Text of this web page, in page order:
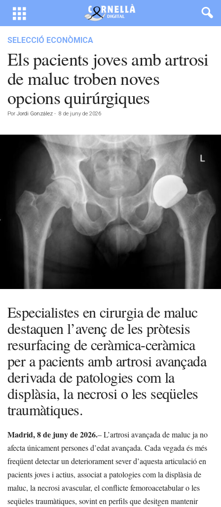
SELECCIÓ ECONÒMICA
Els pacients joves amb artrosi
de maluc troben noves
opcions quirúrgiques
Por Jordi González - 8 de juny de 2026
Especialistes en cirurgia de maluc
destaquen l’avenç de les pròtesis
resurfacing de ceràmica-ceràmica
per a pacients amb artrosi avançada
derivada de patologies com la
displàsia, la necrosi o les seqüeles
traumàtiques.
Madrid, 8 de juny de 2026.– L’artrosi avançada de maluc ja no
afecta únicament persones d’edat avançada. Cada vegada és més
freqüent detectar un deteriorament sever d’aquesta articulació en
pacients joves i actius, associat a patologies com la displàsia de
maluc, la necrosi avascular, el conflicte femoroacetabular o les
seqüeles traumàtiques, sovint en perfils que desitgen mantenir